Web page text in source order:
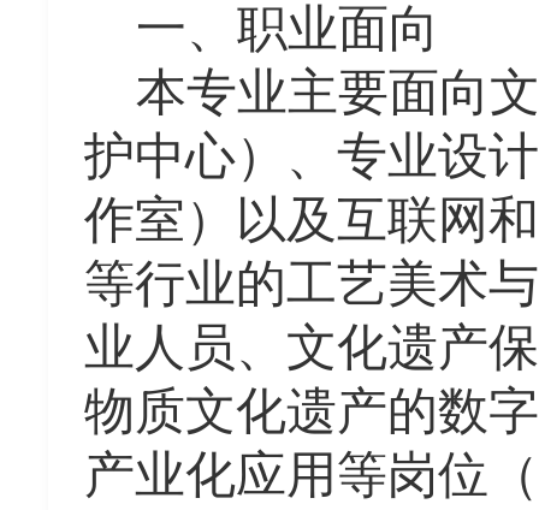
一、职业面向
本专业主要面向
护中心）、专业设
作室）以及互联网
等行业的工艺美术
业人员、文化遗产
物质文化遗产的数
产业化应用等岗位